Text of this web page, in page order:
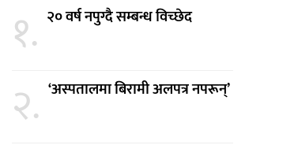
१. २० वर्ष नपुग्दै सम्बन्ध विच्छेद
२. ‘अस्पतालमा बिरामी अलपत्र नपरून्’